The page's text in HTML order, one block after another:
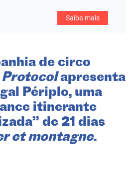
Saiba mais
de circo
Protocolapresenta
Périplo, uma
itinerante
de 21 dias
et montagne.